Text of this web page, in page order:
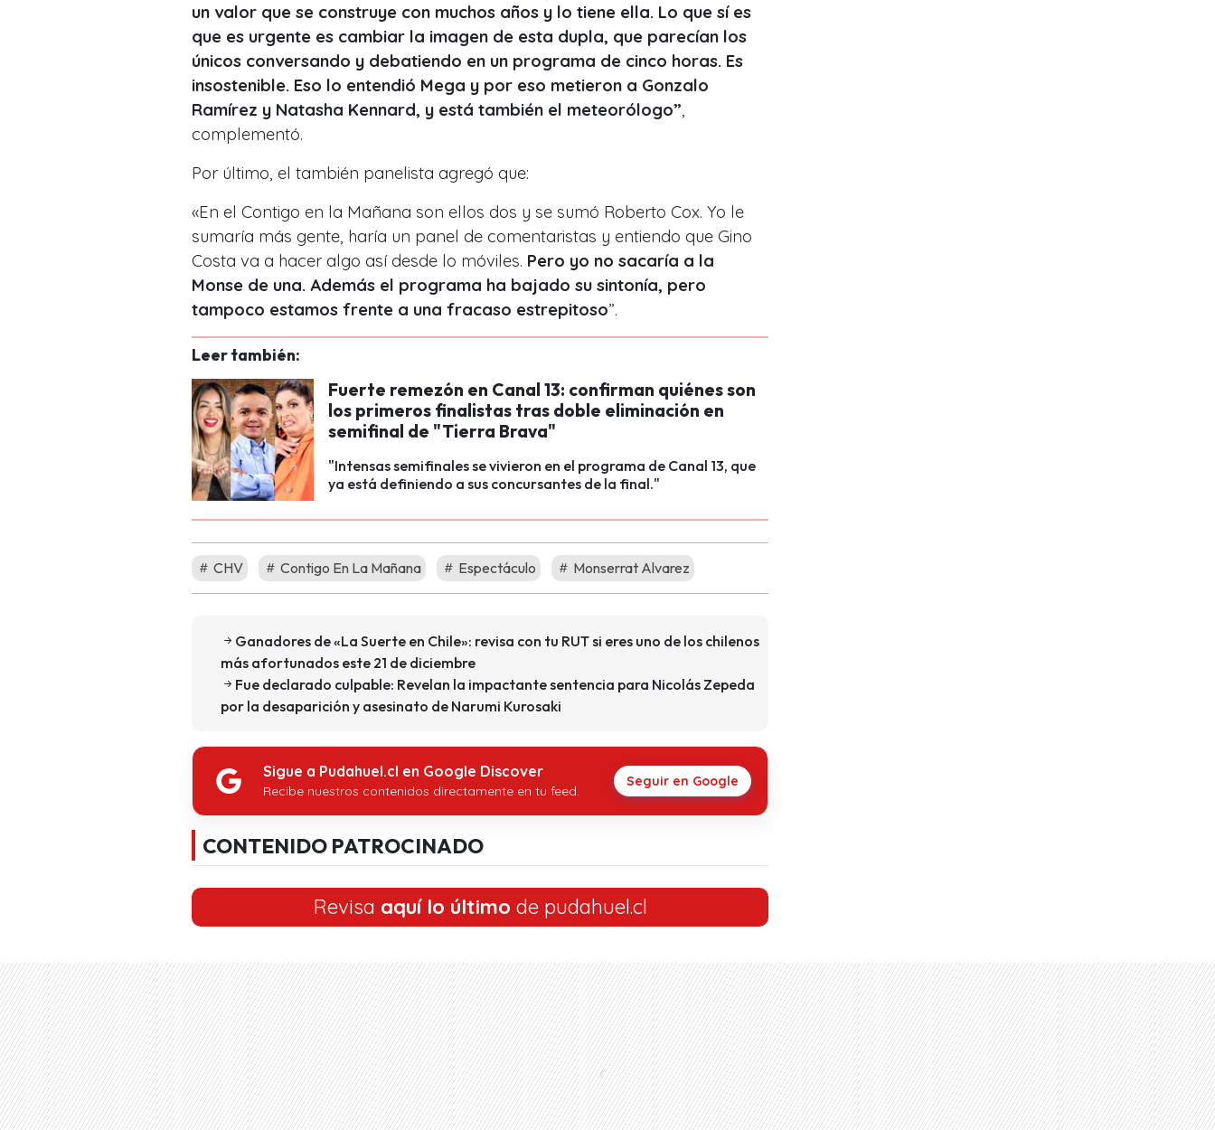
un valor que se construye con muchos años y lo tiene ella. Lo que sí es
que es urgente es cambiar la imagen de esta dupla, que parecían los
únicos conversando y debatiendo en un programa de cinco horas. Es
insostenible. Eso lo entendió Mega y por eso metieron a Gonzalo
Ramírez y Natasha Kennard, y está también el meteorólogo”
complementó.
Por último, el también panelista agregó que:
«En el Contigo en la Mañana son ellos dos y se sumó Roberto Cox. Yo le
sumaría más gente, haría un panel de comentaristas y entiendo que Gino
Costa va a hacer algo así desde lo móviles. Pero yo no sacaría a la
Monse de una. Además el programa ha bajado su sintonía, pero
tampoco estamos frente a una fracaso estrepitoso”.
Leer también:
Fuerte remezón en Canal 13: confirman quiénes son
los primeros finalistas tras doble eliminación en
semifinal de "Tierra Brava"
"Intensas semifinales se vivieron en el programa de Canal 13, que
ya está definiendo a sus concursantes de la final."
CHV Contigo En La Mañana Espectáculo Monserrat Alvarez
Ganadores de «La Suerte en Chile»: revisa con tu RUT si eres uno de los chilenos
más afortunados este 21 de diciembre
Fue declarado culpable: Revelan la impactante sentencia para Nicolás Zepeda
por la desaparición y asesinato de Narumi Kurosaki
Sigue a Pudahuel.cl en Google Discover
Recibe nuestros contenidos directamente en tu feed.
Seguir en Google
CONTENIDO PATROCINADO
Revisa aquí lo último de pudahuel.cl